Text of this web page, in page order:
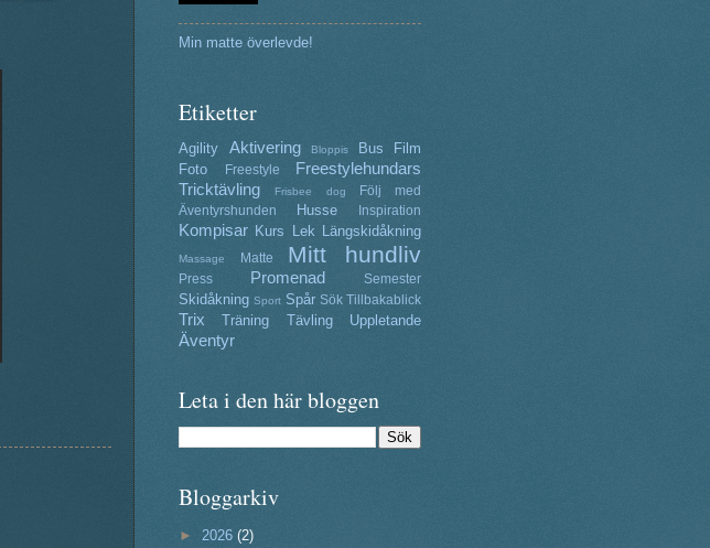
Min matte överlevde!
Etiketter
Agility Aktivering Bloppis Bus
Film
Foto
Freestyle
Freestylehundars
Tricktävling
Frisbee dog
Följ med
Äventyrshunden
Husse Inspiration
Kompisar Kurs Lek Längskidåkning
Massage Matte Mitt hundliv
Press Promenad Semester
Skidåkning Sport Spår Sök Tillbakablick
Trix Träning Tävling Uppletande
Äventyr
Leta i den här bloggen
Bloggarkiv
► 2026 (2)